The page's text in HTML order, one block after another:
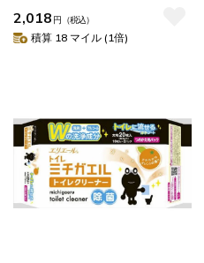
2,018 円 （税込）
積算 18 マイル (1倍)